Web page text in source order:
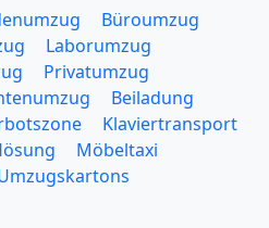
Büroumzug
Laborumzug
Privatumzug
Beiladung
Klaviertransport
Möbeltaxi